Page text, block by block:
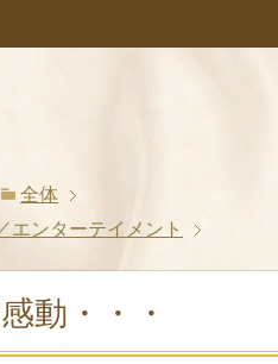
全体
エンターテイメント
動・・・